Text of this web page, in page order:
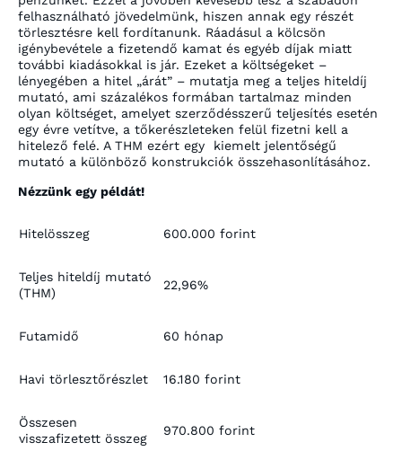
felhasználható jövedelmünk, hiszen annak egy részét
törlesztésre kell fordítanunk. Ráadásul a kölcsön
igénybevétele a fizetendő kamat és egyéb díjak miatt
további kiadásokkal is jár. Ezeket a költségeket –
lényegében a hitel „árát” – mutatja meg a teljes hiteldíj
mutató, ami százalékos formában tartalmaz minden
olyan költséget, amelyet szerződésszerű teljesítés esetén
egy évre vetítve, a tőkerészleteken felül fizetni kell a
hitelező felé. A THM ezért egy kiemelt jelentőségű
mutató a különböző konstrukciók összehasonlításához.
Nézzünk egy példát!
Hitelösszeg 600.000 forint
Teljes hiteldíj mutató
(THM)
22,96%
Futamidő 60 hónap
Havi törlesztőrészlet 16.180 forint
Összesen
visszafizetett összeg
970.800 forint